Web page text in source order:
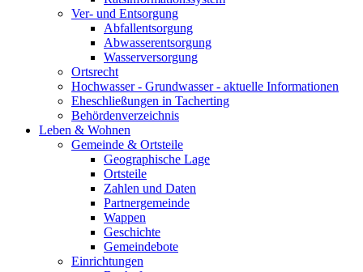
Ver- und Entsorgung
Abfallentsorgung
Abwasserentsorgung
Wasserversorgung
Ortsrecht
Hochwasser - Grundwasser - aktuelle Informationen
Eheschließungen in Tacherting
Behördenverzeichnis
Leben & Wohnen
Gemeinde & Ortsteile
Geographische Lage
Ortsteile
Zahlen und Daten
Partnergemeinde
Wappen
Geschichte
Gemeindebote
Einrichtungen